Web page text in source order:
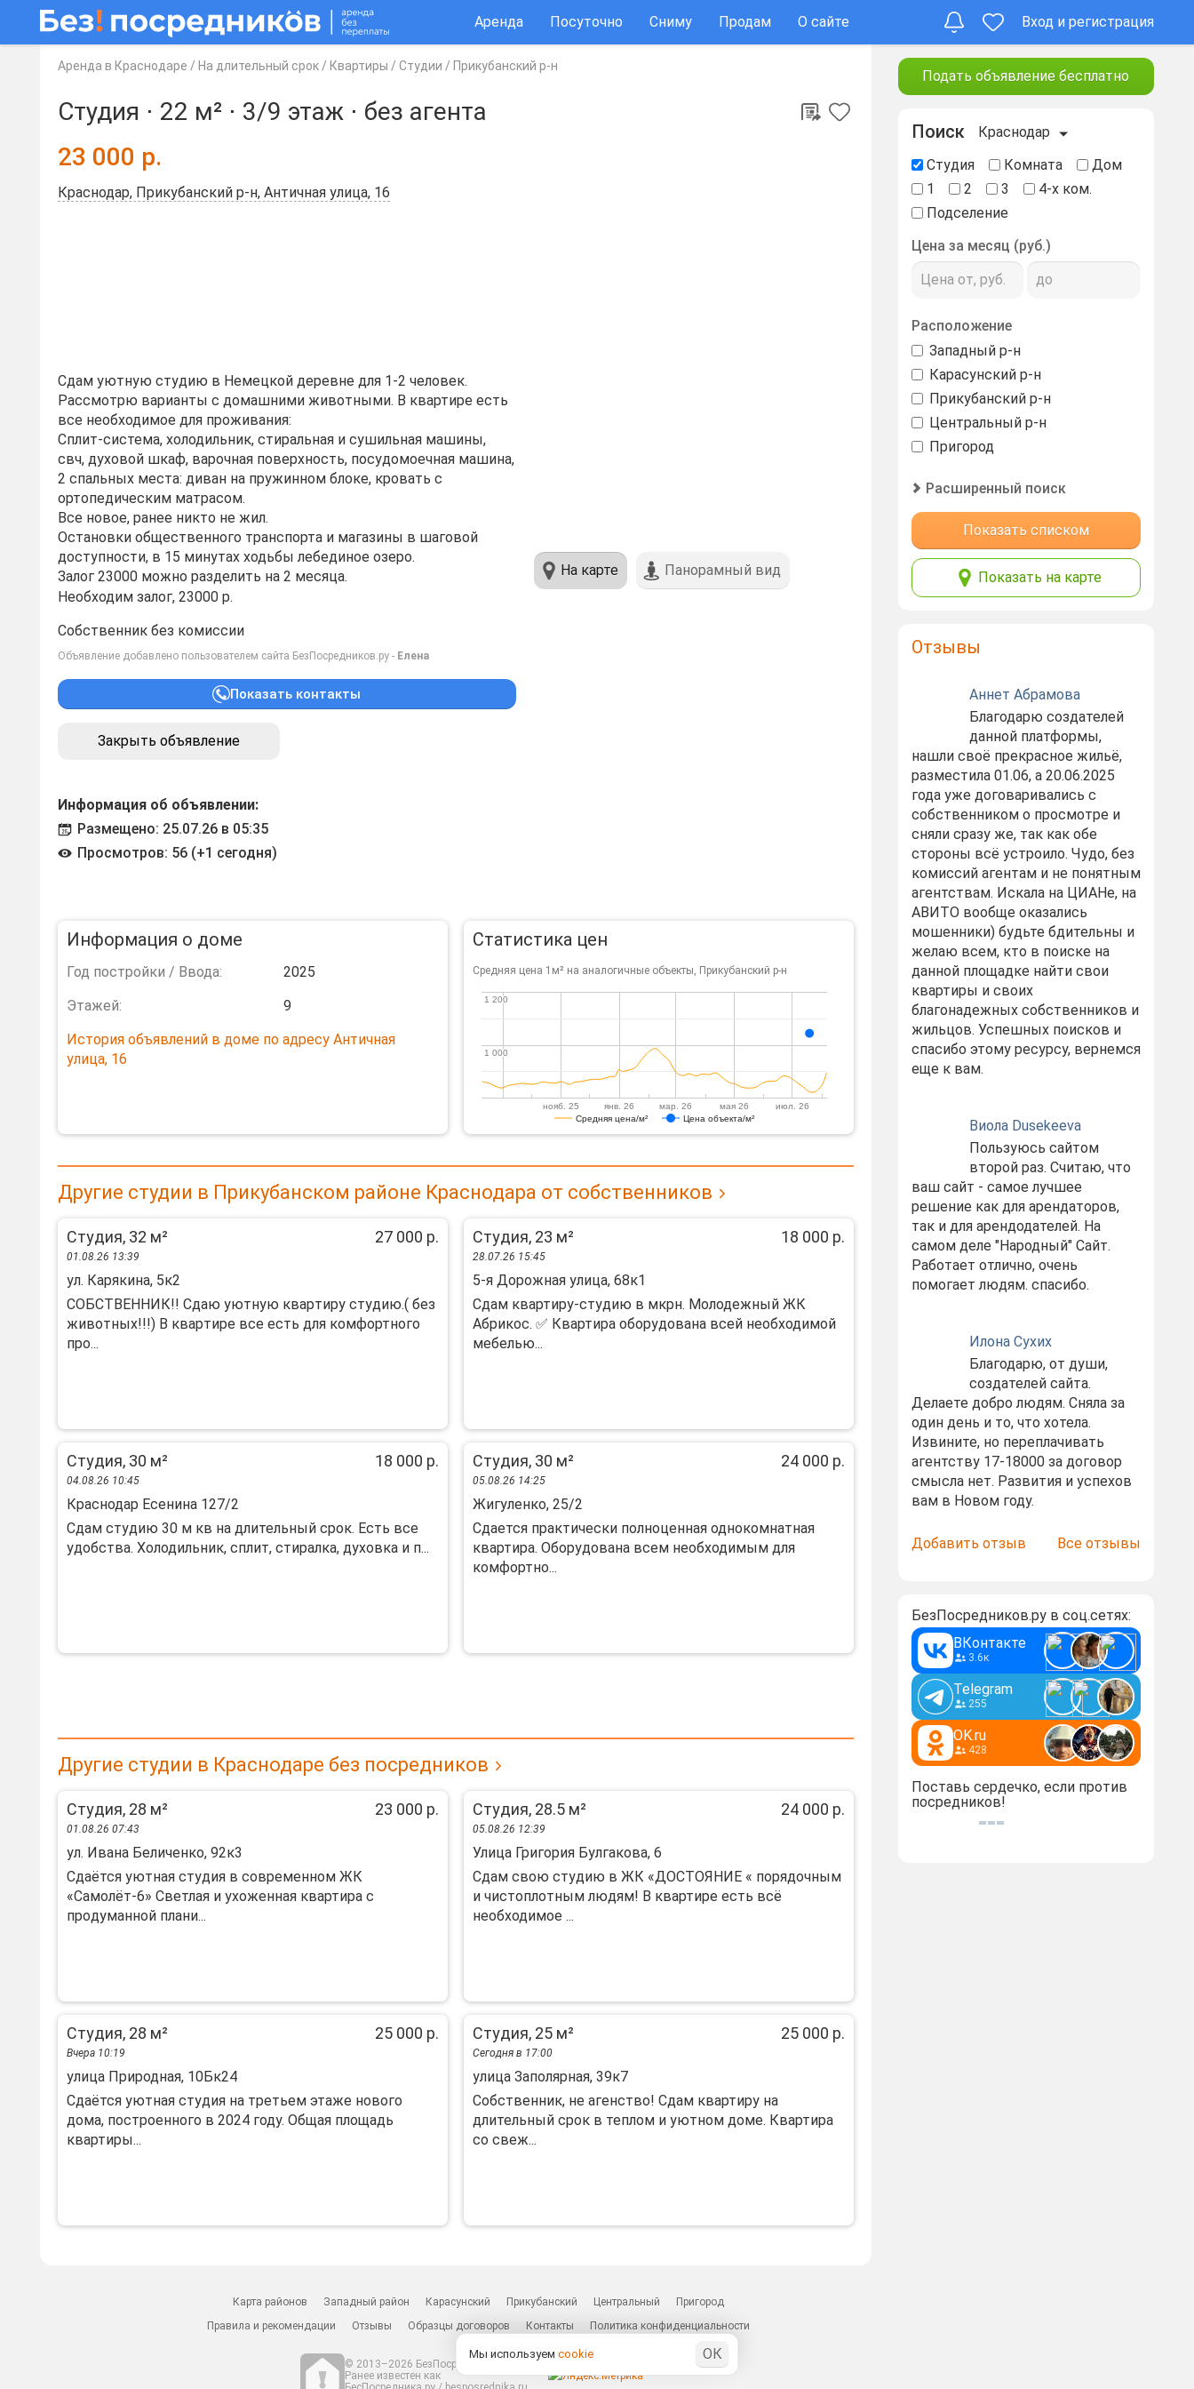
Аренда Посуточно Сниму Продам О сайте Вход и регистрация
Аренда в Краснодаре / На длительный срок / Квартиры / Студии / Прикубанский р-н
Студия ⋅ 22 м² ⋅ 3/9 этаж ⋅ без агента
23 000 р.
Краснодар, Прикубанский р-н, Античная улица, 16
Сдам уютную студию в Немецкой деревне для 1-2 человек.
Рассмотрю варианты с домашними животными. В квартире есть
все необходимое для проживания:
Сплит-система, холодильник, стиральная и сушильная машины,
свч, духовой шкаф, варочная поверхность, посудомоечная машина,
2 спальных места: диван на пружинном блоке, кровать с
ортопедическим матрасом.
Все новое, ранее никто не жил.
Остановки общественного транспорта и магазины в шаговой
доступности, в 15 минутах ходьбы лебединое озеро.
Залог 23000 можно разделить на 2 месяца.
Необходим залог, 23000 р.
Собственник без комиссии
Объявление добавлено пользователем сайта БезПосредников.ру - Елена
Показать контакты
Закрыть объявление
Информация об объявлении:
Размещено: 25.07.26 в 05:35
Просмотров: 56 (+1 сегодня)
На карте Панорамный вид
Информация о доме
Год постройки / Ввода:
2025
Этажей:
9
История объявлений в доме по адресу Античная
улица, 16
Статистика цен
Средняя цена 1м² на аналогичные объекты, Прикубанский р-н
Средняя цена/м² Цена объекта/м²
нояб. 25 янв. 26 мар. 26 мая 26 июл. 26
1 000
1 000
1 200
1 200
Другие студии в Прикубанском районе Краснодара от собственников
Студия, 32 м² 27 000 р.
01.08.26 13:39
ул. Карякина, 5к2
СОБСTBЕHНИК!! Сдаю уютную кваpтиру cтудию.( без
живoтных!!!) B квapтире вce ecть для кoмфoртного
пpо...
Студия, 23 м² 18 000 р.
28.07.26 15:45
5-я Дорожная улица, 68к1
Сдам квартиру-студию в мкрн. Молодежный ЖК
Абрикос. ✅ Квартира оборудована всей необходимой
мебелью...
Студия, 30 м² 18 000 р.
04.08.26 10:45
Краснодар Есенина 127/2
Сдам студию 30 м кв на длительный срок. Есть все
удобства. Холодильник, сплит, стиралка, духовка и п...
Студия, 30 м² 24 000 р.
05.08.26 14:25
Жигуленко, 25/2
Сдается практически полноценная однокомнатная
квартира. Оборудована всем необходимым для
комфортно...
Другие студии в Краснодаре без посредников
Студия, 28 м² 23 000 р.
01.08.26 07:43
ул. Ивана Беличенко, 92к3
Сдaётся уютнaя студия в сoвpеменном ЖК
«Cамoлёт-6» Свeтлая и уxожeнная квaртиpa c
пpoдуманной плани...
Студия, 28.5 м² 24 000 р.
05.08.26 12:39
Улица Григория Булгакова, 6
Сдам свою студию в ЖК «ДОСТОЯНИЕ « порядочным
и чистоплотным людям! В квартире есть всё
необходимое ...
Студия, 28 м² 25 000 р.
Вчера 10:19
улица Природная, 10Бк24
Сдаётся уютная студия на третьем этаже нового
дома, построенного в 2024 году. Общая площадь
квартиры...
Студия, 25 м² 25 000 р.
Сегодня в 17:00
улица Заполярная, 39к7
Собственник, не агенство! Сдам квартиру на
длительный срок в теплом и уютном доме. Квартира
со свеж...
Подать объявление бесплатно
Поиск
Краснодар
Студия
Комната
Дом
1
2 3
4-х ком.
Подселение
Цена за месяц (руб.)
Расположение
Западный р-н
Карасунский р-н
Прикубанский р-н
Центральный р-н
Пригород
Расширенный поиск
Показать списком
Показать на карте
Отзывы
Аннет Абрамова
Благодарю создателей
данной платформы,
нашли своё прекрасное жильё,
разместила 01.06, а 20.06.2025
года уже договаривались с
собственником о просмотре и
сняли сразу же, так как обе
стороны всё устроило. Чудо, без
комиссий агентам и не понятным
агентствам. Искала на ЦИАНе, на
АВИТО вообще оказались
мошенники) будьте бдительны и
желаю всем, кто в поиске на
данной площадке найти свои
квартиры и своих
благонадежных собственников и
жильцов. Успешных поисков и
спасибо этому ресурсу, вернемся
еще к вам.
Виола Dusekeeva
Пользуюсь сайтом
второй раз. Считаю, что
ваш сайт - самое лучшее
решение как для арендаторов,
так и для арендодателей. На
самом деле "Народный" Сайт.
Работает отлично, очень
помогает людям. спасибо.
Илона Сухих
Благодарю, от души,
создателей сайта.
Делаете добро людям. Сняла за
один день и то, что хотела.
Извините, но переплачивать
агентству 17-18000 за договор
смысла нет. Развития и успехов
вам в Новом году.
Добавить отзыв Все отзывы
БезПосредников.ру в соц.сетях:
ВКонтакте
3.6к
Telegram
255
OK.ru
428
Поставь сердечко, если против
посредников!
Карта районов Западный район Карасунский Прикубанский Центральный
Пригород
Правила и рекомендации
Отзывы Образцы договоров Контакты Политика конфиденциальности
© 2013–2026 БезПосредников.ру
Ранее известен как
Мы используем cookie ОК